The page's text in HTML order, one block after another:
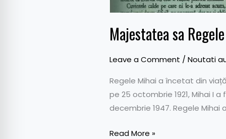
Majestatea sa
Leave a Comment / Noutati
Regele Mihai a încetat din
pe 25 octombrie 1921, Mihai I
decembrie 1947. Regele
Read More »